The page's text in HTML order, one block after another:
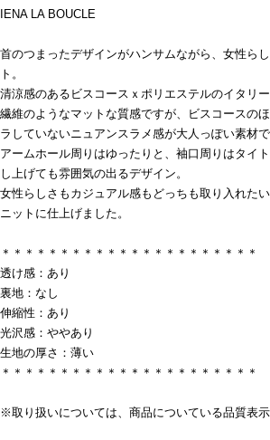
IENA LA BOUCLE
首のつまったデザインがハンサムながら、女性ら
ト。
清涼感のあるビスコースｘポリエステルのイタリ
繊維のようなマットな質感ですが、ビスコースの
ラしていないニュアンスラメ感が大人っぽい素材で
アームホール周りはゆったりと、袖口周りはタイ
し上げても雰囲気の出るデザイン。
女性らしさもカジュアル感もどっちも取り入れた
ニットに仕上げました。
＊＊＊＊＊＊＊＊＊＊＊＊＊＊＊＊＊＊＊＊＊＊
透け感：あり
裏地：なし
伸縮性：あり
光沢感：ややあり
生地の厚さ：薄い
＊＊＊＊＊＊＊＊＊＊＊＊＊＊＊＊＊＊＊＊＊＊
※取り扱いについては、商品についている品質表示